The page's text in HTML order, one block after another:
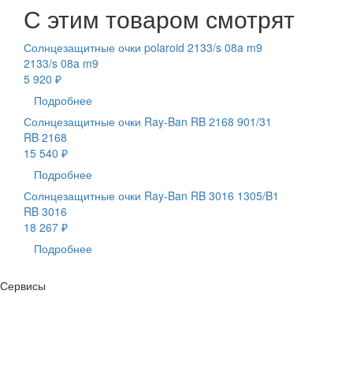
С этим товаром смотрят
Солнцезащитные очки polaroid 2133/s 08a m9
2133/s 08a m9
5 920 ₽
Подробнее
Солнцезащитные очки Ray-Ban RB 2168 901/31
RB 2168
15 540 ₽
Подробнее
Солнцезащитные очки Ray-Ban RB 3016 1305/B1
RB 3016
18 267 ₽
Подробнее
Сервисы